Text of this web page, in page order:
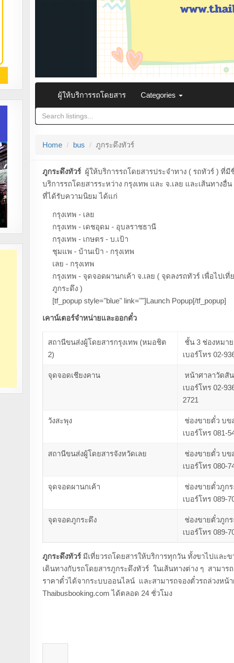
ผู้ให้บริการรถโดยสาร Categories
Home bus ภูกระดึงทัวร์
ภูกระดึงทัวร์ผู้ให้บริการรถโดยสารประจำทาง ( รถทัวร์ ) ที่มี
บริการรถโดยสารระหว่าง กรุงเทพ และ จ.เลย และเส้นทางอื่
ที่ได้รับความนิยม ได้แก่
กรุงเทพ - เลย
กรุงเทพ - เดชอุดม - อุบลราชธานี
กรุงเทพ - เกษตร - บ.เป้า
ชุมแพ - บ้านเป้า - กรุงเทพ
เลย - กรุงเทพ
กรุงเทพ - จุดจอดผานกเค้า จ.เลย ( จุดลงรถทัวร์ เพื่อไปเ
ภูกระดึง )
[tf_popup style="blue" link=""]Launch Popup[/tf_popup]
เคาน์เตอร์จำหน่ายและออกตั๋ว
สถานีขนส่งผู้โดยสารกรุงเทพ (หมอชิต
2)
ชั้น 3 ช่องหมาย
เบอร์โทร 02-
จุดจอดเชียงคาน
หน้าศาลาวัดสั
เบอร์โทร 02-
2721
วังสะพุง
ช่องขายตั๋ว บข
เบอร์โทร 081-
สถานีขนส่งผู้โดยสารจังหวัดเลย
ช่องขายตั๋ว บข
เบอร์โทร 080-
จุดจอดผานกเค้า
ช่องขายตั๋วภูก
เบอร์โทร 089-
จุดจอดภูกระดึง
ช่องขายตั๋วภูก
เบอร์โทร 089-
ภูกระดึงทัวร์มีเที่ยวรถโดยสารให้บริการทุกวัน ทั้งขาไปและ
เดินทางกับรถโดยสารภูกระดึงทัวร์ ในเส้นทางต่าง ๆ สามาร
ราคาตั๋วได้จากระบบออนไลน์ และสามารถจองตั๋วรถล่วงหน้
Thaibusbooking.com ได้ตลอด 24 ชั่วโมง